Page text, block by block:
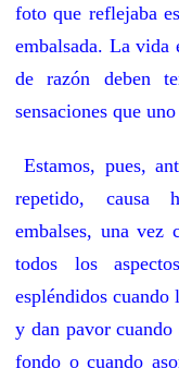
foto que reflejaba
embalsada. La
de razón deben
sensaciones que
Estamos, pues,
repetido, causa
embalses, una vez
todos los
espléndidos cuando
y dan pavor
fondo o cuando